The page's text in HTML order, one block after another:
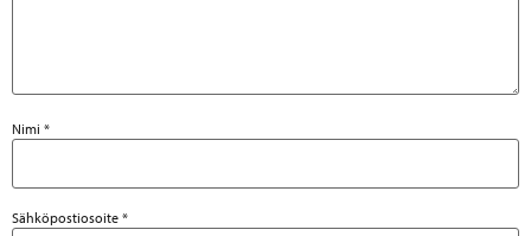
Nimi *
Sähköpostiosoite *